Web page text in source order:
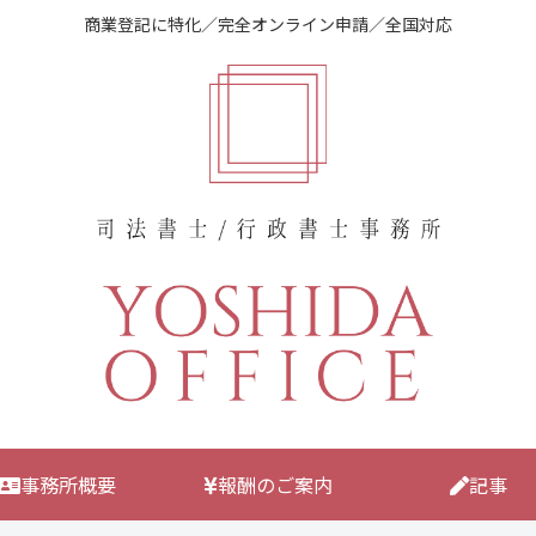
商業登記に特化／完全オンライン申請／全国対応
事務所概要 報酬のご案内 記事